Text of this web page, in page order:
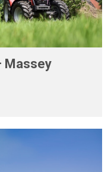
Massey